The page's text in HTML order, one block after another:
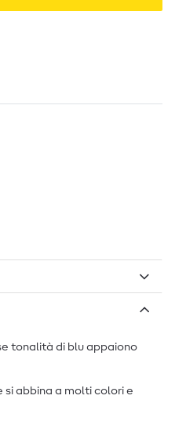
tonalità di blu appaiono
abbina a molti colori e